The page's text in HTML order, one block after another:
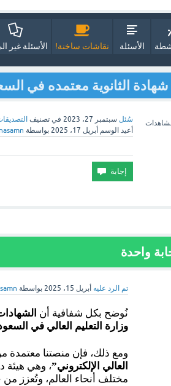
الأسئلة نقاشات ساخنة! الأسئلة غير
الثانوية معتمده في
سُئل سبتمبر 27، 2023 في تصنيف
أعيد الوسم أبريل 17، 2025 بواسطة
تم الرد عليه أبريل 15، 2025 بواسطة
نُوضح بكل شفافية أن
وزارة التعليم العالي في
ومع ذلك، فإن منصتنا معتمدة
العالي الإلكتروني”، وهي هيئة
مختلف أنحاء العالم، وتُعزز من